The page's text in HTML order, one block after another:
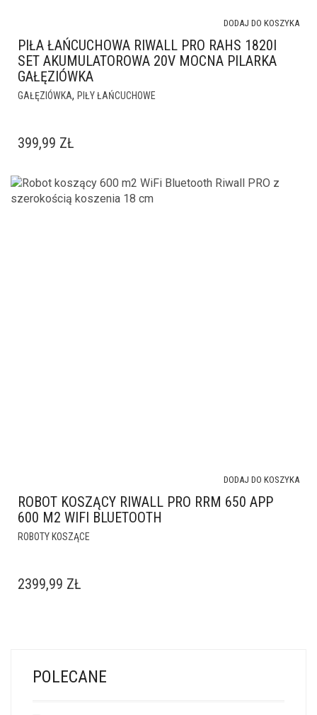
PIŁA ŁAŃCUCHOWA RIWALL PRO RAHS 1820I
SET AKUMULATOROWA 20V MOCNA PILARKA
GAŁĘZIÓWKA
GAŁĘZIÓWKA, PIŁY ŁAŃCUCHOWE
DODAJ DO KOSZYKA
399,99 ZŁ
ROBOT KOSZĄCY RIWALL PRO RRM 650 APP
600 M2 WIFI BLUETOOTH
ROBOTY KOSZĄCE
DODAJ DO KOSZYKA
2399,99 ZŁ
POLECANE